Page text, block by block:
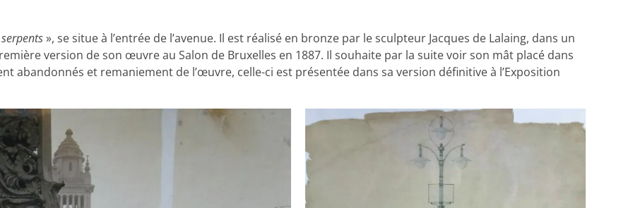
serpents», se situe à l’entrée de l’avenue. Il est réalisé en bronze par le sculpteur Jacques de Lalaing, dans un
version de son œuvre au Salon de Bruxelles en 1887. Il souhaite par la suite voir son mât placé dans
abandonnés et remaniement de l’œuvre, celle-ci est présentée dans sa version définitive à l’Exposition